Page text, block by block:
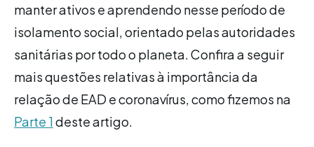
manter ativos e aprendendo nesse período de
isolamento social, orientado pelas autoridades
sanitárias por todo o planeta. Confira a seguir
mais questões relativas à importância da
relação de EAD e coronavírus, como fizemos na
Parte 1deste artigo.